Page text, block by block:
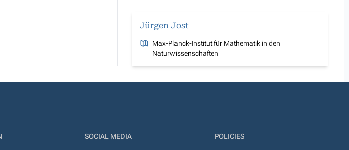
Jürgen Jost
Max-Planck-Institut für Mathematik in den
Naturwissenschaften
SOCIAL MEDIA POLICIES